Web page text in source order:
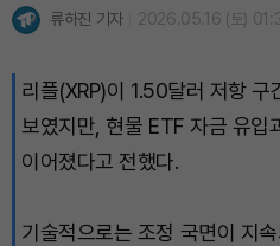
류하진 기자 2026.05.16 (토)
리플(XRP)이 1.50달러 저항
보였지만, 현물 ETF 자금 유입
이어졌다고 전했다.
기술적으로는 조정 국면이 지